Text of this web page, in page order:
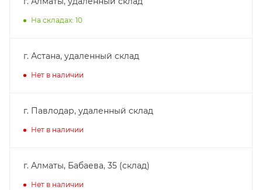
На складах: 10
г. Астана, удаленный склад
Нет в наличии
г. Павлодар, удаленный склад
Нет в наличии
г. Алматы, Бабаева, 35 (склад)
Нет в наличии